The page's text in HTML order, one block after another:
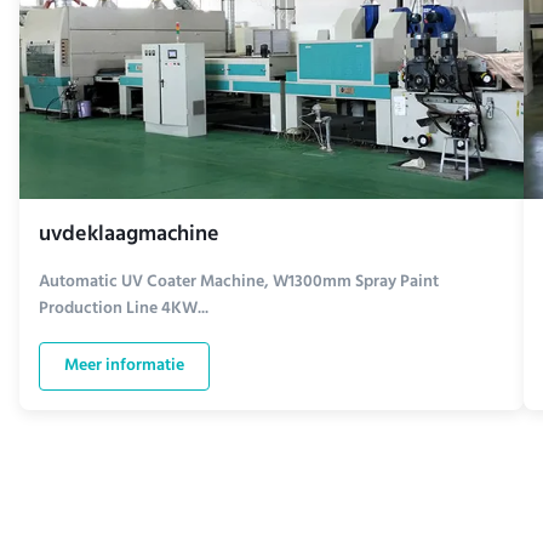
uvdeklaagmachine
Automatic UV Coater Machine, W1300mm Spray Paint
Production Line 4KW...
Meer informatie